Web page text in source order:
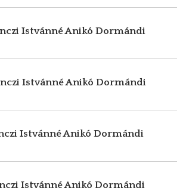
Istvánné Anikó Dormándi
Istvánné Anikó Dormándi
Istvánné Anikó Dormándi
Istvánné Anikó Dormándi